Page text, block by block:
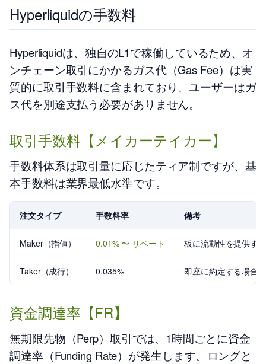
Hyperliquidの手数料
Hyperliquidは、独自のL1で稼働しているため、オ
ンチェーン取引にかかるガス代（Gas Fee）は実
質的に取引手数料に含まれており、ユーザーはガ
ス代を別途支払う必要がありません。
取引手数料【メイカーテイカー】
手数料体系は取引量に応じたティア制ですが、基
本手数料は業界最低水準です。
注文タイプ 手数料率 備考
Maker（指値） 0.01% 〜 リベート 板に流動性を提供す
Taker（成行） 0.035% 即座に約定する場合
資金調達率【FR】
無期限先物（Perp）取引では、1時間ごとに資金
調達率（Funding Rate）が発生します。ロングと